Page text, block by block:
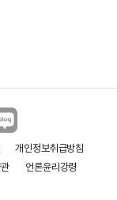
개인정보취급방침
언론윤리강령